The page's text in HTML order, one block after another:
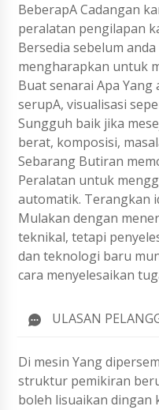
BeberapA Cadangan
peralatan pengilapan
Bersedia sebelum
mengharapkan untuk
Buat senarai Apa
serupA, visualisasi
Sungguh baik jika
berat, komposisi,
Sebarang Butiran
Peralatan untuk
automatik. Terangkan
Mulakan dengan
teknikal, tetapi
dan teknologi baru
cara menyelesaikan
ULASAN
Di mesin Yang
struktur pemikiran
boleh lisuaikan dingan